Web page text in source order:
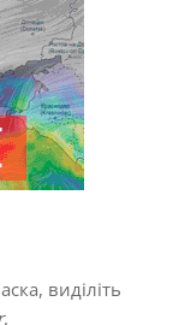
виділіть
.